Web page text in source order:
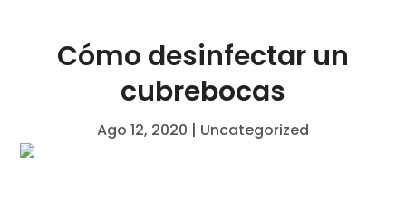
Cómo desinfectar un
cubrebocas
Ago 12, 2020 | Uncategorized